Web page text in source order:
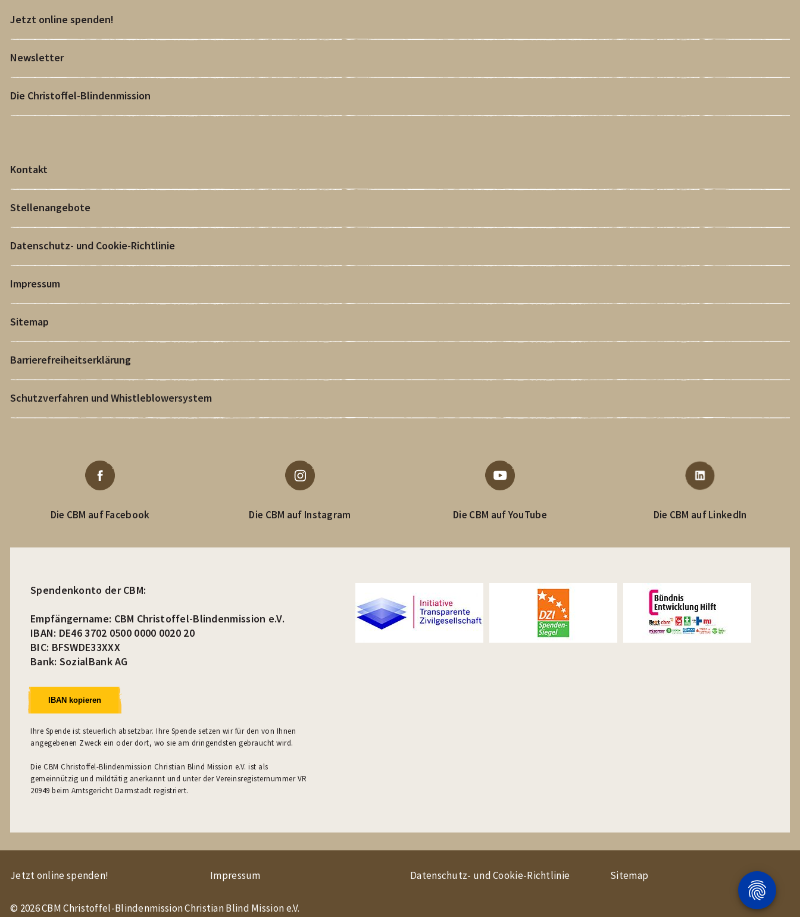
Jetzt online spenden!
Newsletter
Die Christoffel-Blindenmission
Kontakt
Stellenangebote
Datenschutz- und Cookie-Richtlinie
Impressum
Sitemap
Barrierefreiheitserklärung
Schutzverfahren und Whistleblowersystem
Die CBM auf Facebook Die CBM auf Instagram Die CBM auf YouTube Die CBM auf LinkedIn
Spendenkonto der CBM:
Empfängername: CBM Christoffel-Blindenmission e.V.
IBAN: DE46 3702 0500 0000 0020 20
BIC: BFSWDE33XXX
Bank: SozialBank AG
IBAN kopieren
Ihre Spende ist steuerlich absetzbar. Ihre Spende setzen wir für den von Ihnen
angegebenen Zweck ein oder dort, wo sie am dringendsten gebraucht wird.
Die CBM Christoffel-Blindenmission Christian Blind Mission e.V. ist als
gemeinnützig und mildtätig anerkannt und unter der Vereinsregisternummer VR
20949 beim Amtsgericht Darmstadt registriert.
Jetzt online spenden! Impressum Datenschutz- und Cookie-Richtlinie Sitemap
© 2026 CBM Christoffel-Blindenmission Christian Blind Mission e.V.